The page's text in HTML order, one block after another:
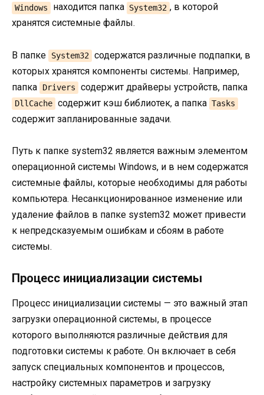
Windows находится папка System32 , в которой
хранятся системные файлы.
В папке System32 содержатся различные подпапки, в
которых хранятся компоненты системы. Например,
папка
Drivers содержит драйверы устройств, папка
DllCache содержит кэш библиотек, а папка Tasks
содержит запланированные задачи.
Путь к папке system32 является важным элементом
операционной системы Windows, и в нем содержатся
системные файлы, которые необходимы для работы
компьютера. Несанкционированное изменение или
удаление файлов в папке system32 может привести
к непредсказуемым ошибкам и сбоям в работе
системы.
Процесс инициализации системы
Процесс инициализации системы — это важный этап
загрузки операционной системы, в процессе
которого выполняются различные действия для
подготовки системы к работе. Он включает в себя
запуск специальных компонентов и процессов,
настройку системных параметров и загрузку